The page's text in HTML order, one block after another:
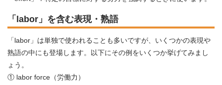
「labor」を含む表現・熟語
「labor」は単独で使われることも多いですが、いくつかの表現や
熟語の中にも登場します。以下にその例をいくつか挙げてみまし
ょう。
① labor force（労働力）